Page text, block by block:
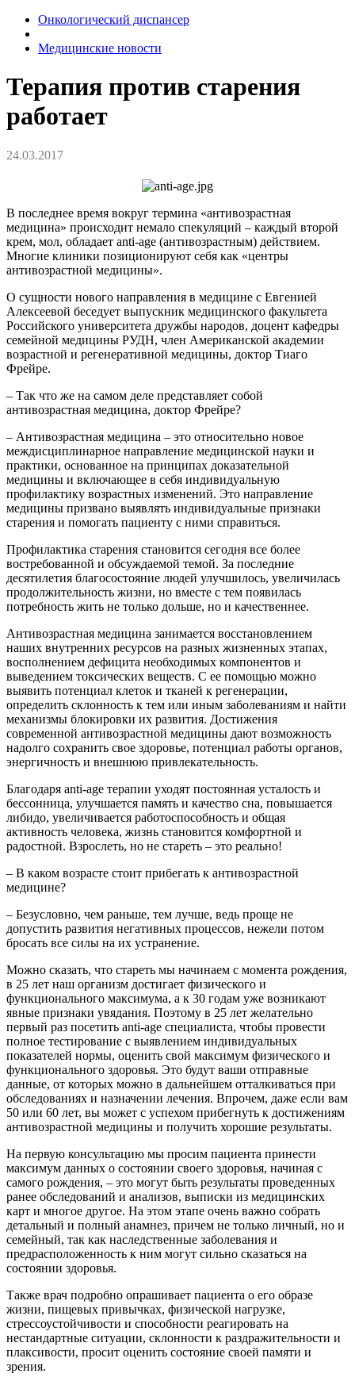
Онкологический диспансер
Медицинские новости
Терапия против старения
работает
24.03.2017
В последнее время вокруг термина «антивозрастная
медицина» происходит немало спекуляций – каждый второй
крем, мол, обладает anti-age (антивозрастным) действием.
Многие клиники позиционируют себя как «центры
антивозрастной медицины».
О сущности нового направления в медицине с Евгенией
Алексеевой беседует выпускник медицинского факультета
Российского университета дружбы народов, доцент кафедры
семейной медицины РУДН, член Американской академии
возрастной и регенеративной медицины, доктор Тиаго
Фрейре.
– Так что же на самом деле представляет собой
антивозрастная медицина, доктор Фрейре?
– Антивозрастная медицина – это относительно новое
междисциплинарное направление медицинской науки и
практики, основанное на принципах доказательной
медицины и включающее в себя индивидуальную
профилактику возрастных изменений. Это направление
медицины призвано выявлять индивидуальные признаки
старения и помогать пациенту с ними справиться.
Профилактика старения становится сегодня все более
востребованной и обсуждаемой темой. За последние
десятилетия благосостояние людей улучшилось, увеличилась
продолжительность жизни, но вместе с тем появилась
потребность жить не только дольше, но и качественнее.
Антивозрастная медицина занимается восстановлением
наших внутренних ресурсов на разных жизненных этапах,
восполнением дефицита необходимых компонентов и
выведением токсических веществ. С ее помощью можно
выявить потенциал клеток и тканей к регенерации,
определить склонность к тем или иным заболеваниям и найти
механизмы блокировки их развития. Достижения
современной антивозрастной медицины дают возможность
надолго сохранить свое здоровье, потенциал работы органов,
энергичность и внешнюю привлекательность.
Благодаря anti-age терапии уходят постоянная усталость и
бессонница, улучшается память и качество сна, повышается
либидо, увеличивается работоспособность и общая
активность человека, жизнь становится комфортной и
радостной. Взрослеть, но не стареть – это реально!
– В каком возрасте стоит прибегать к антивозрастной
медицине?
– Безусловно, чем раньше, тем лучше, ведь проще не
допустить развития негативных процессов, нежели потом
бросать все силы на их устранение.
Можно сказать, что стареть мы начинаем с момента рождения,
в 25 лет наш организм достигает физического и
функционального максимума, а к 30 годам уже возникают
явные признаки увядания. Поэтому в 25 лет желательно
первый раз посетить anti-age специалиста, чтобы провести
полное тестирование с выявлением индивидуальных
показателей нормы, оценить свой максимум физического и
функционального здоровья. Это будут ваши отправные
данные, от которых можно в дальнейшем отталкиваться при
обследованиях и назначении лечения. Впрочем, даже если вам
50 или 60 лет, вы может с успехом прибегнуть к достижениям
антивозрастной медицины и получить хорошие результаты.
На первую консультацию мы просим пациента принести
максимум данных о состоянии своего здоровья, начиная с
самого рождения, – это могут быть результаты проведенных
ранее обследований и анализов, выписки из медицинских
карт и многое другое. На этом этапе очень важно собрать
детальный и полный анамнез, причем не только личный, но и
семейный, так как наследственные заболевания и
предрасположенность к ним могут сильно сказаться на
состоянии здоровья.
Также врач подробно опрашивает пациента о его образе
жизни, пищевых привычках, физической нагрузке,
стрессоустойчивости и способности реагировать на
нестандартные ситуации, склонности к раздражительности и
плаксивости, просит оценить состояние своей памяти и
зрения.